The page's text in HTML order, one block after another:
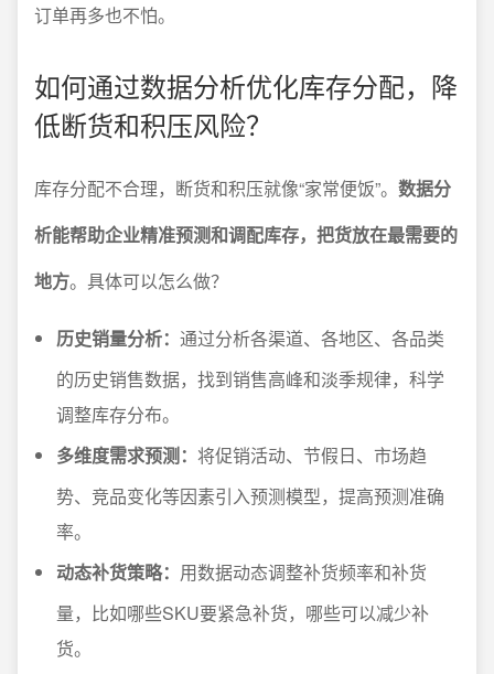
订单再多也不怕。
如何通过数据分析优化库存分配，降
低断货和积压风险？
库存分配不合理，断货和积压就像“家常便饭”。 数据分
析能帮助企业精准预测和调配库存，把货放在最需要的
地方。具体可以怎么做？
历史销量分析： 通过分析各渠道、各地区、各品类
的历史销售数据，找到销售高峰和淡季规律，科学
调整库存分布。
多维度需求预测： 将促销活动、节假日、市场趋
势、竞品变化等因素引入预测模型，提高预测准确
率。
动态补货策略： 用数据动态调整补货频率和补货
量，比如哪些SKU要紧急补货，哪些可以减少补
货。